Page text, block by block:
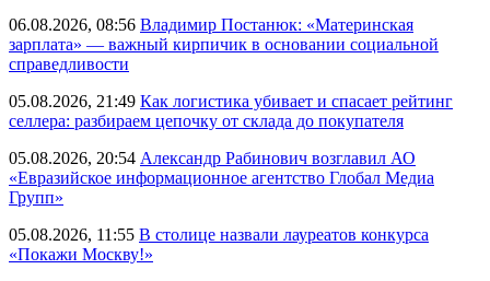
06.08.2026, 08:56 Владимир Постанюк: «Материнская
зарплата» — важный кирпичик в основании социальной
справедливости
05.08.2026, 21:49 Как логистика убивает и спасает рейтинг
селлера: разбираем цепочку от склада до покупателя
05.08.2026, 20:54 Александр Рабинович возглавил АО
«Евразийское информационное агентство Глобал Медиа
Групп»
05.08.2026, 11:55 В столице назвали лауреатов конкурса
«Покажи Москву!»